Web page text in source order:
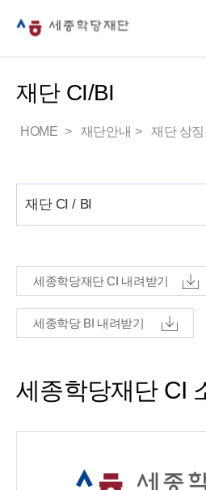
재단 CI/BI
HOME 재단안내 재단 상징
세종학당재단 CI 내려받기
세종학당 BI 내려받기
세종학당재단 CI